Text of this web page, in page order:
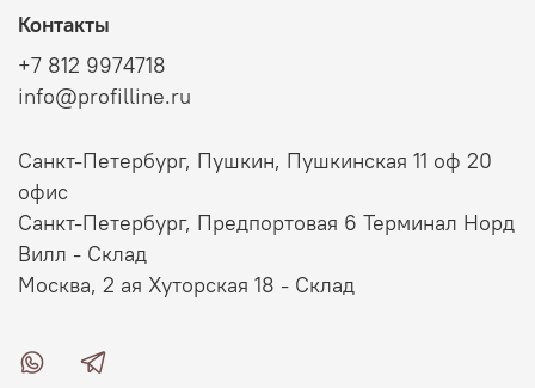
Контакты
+7 812 9974718
info@profilline.ru
Санкт-Петербург, Пушкин, Пушкинская 11 оф 20
офис
Санкт-Петербург, Предпортовая 6 Терминал Норд
Вилл - Склад
Москва, 2 ая Хуторская 18 - Склад